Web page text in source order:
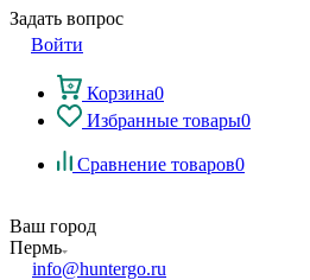
Задать вопрос
Войти
Корзина0
Избранные товары0
Сравнение товаров0
Ваш город
Пермь
info@huntergo.ru